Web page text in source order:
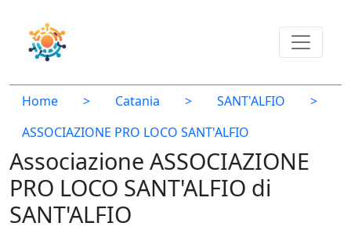
Home > Catania > SANT'ALFIO
>
ASSOCIAZIONE PRO LOCO SANT'ALFIO
Associazione ASSOCIAZIONE
PRO LOCO SANT'ALFIO di
SANT'ALFIO